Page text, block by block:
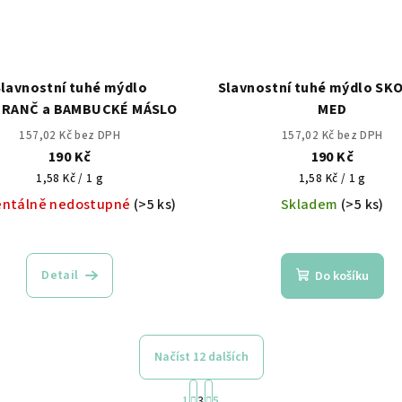
tuhé mýdlo
a BAMBUCKÉ MÁSLO
157,02 Kč bez DPH
190 Kč
Měrná
cena:
1,58 Kč / 1 g
nedostupné (>5 ks)
Detail
Slavnostní tuhé mýdlo
MED
157,02 Kč bez DPH
190 Kč
Měrná
cena:
1,58 Kč / 1 g
Skladem (>5 ks)
Do košíku
Načíst 12 dalších
S